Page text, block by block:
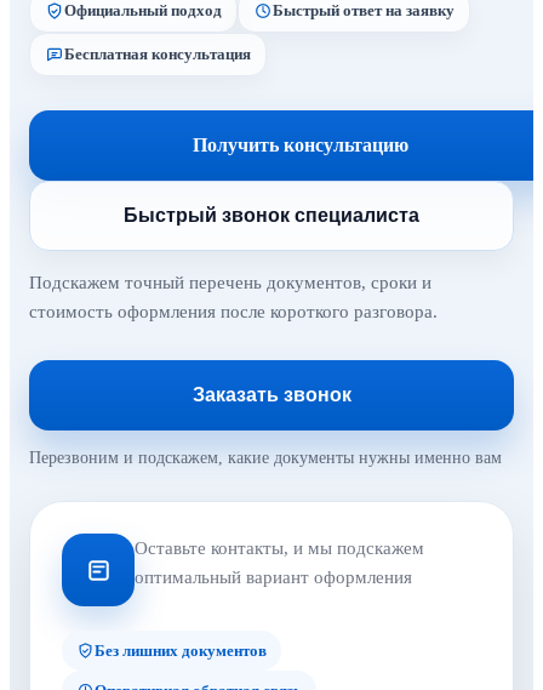
Официальный подход Быстрый ответ на заявку
Бесплатная консультация
Получить консультацию
Быстрый звонок специалиста
Подскажем точный перечень документов, сроки и
стоимость оформления после короткого разговора.
Заказать звонок
Перезвоним и подскажем, какие документы нужны именно вам
Оставьте контакты, и мы подскажем
оптимальный вариант оформления
Без лишних документов